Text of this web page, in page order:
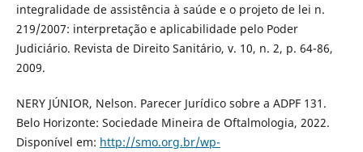
integralidade de assistência à saúde e o projeto de lei n.
219/2007: interpretação e aplicabilidade pelo Poder
Judiciário. Revista de Direito Sanitário, v. 10, n. 2, p. 64-86,
2009.
NERY JÚNIOR, Nelson. Parecer Jurídico sobre a ADPF 131.
Belo Horizonte: Sociedade Mineira de Oftalmologia, 2022.
Disponível em: http://smo.org.br/wp-